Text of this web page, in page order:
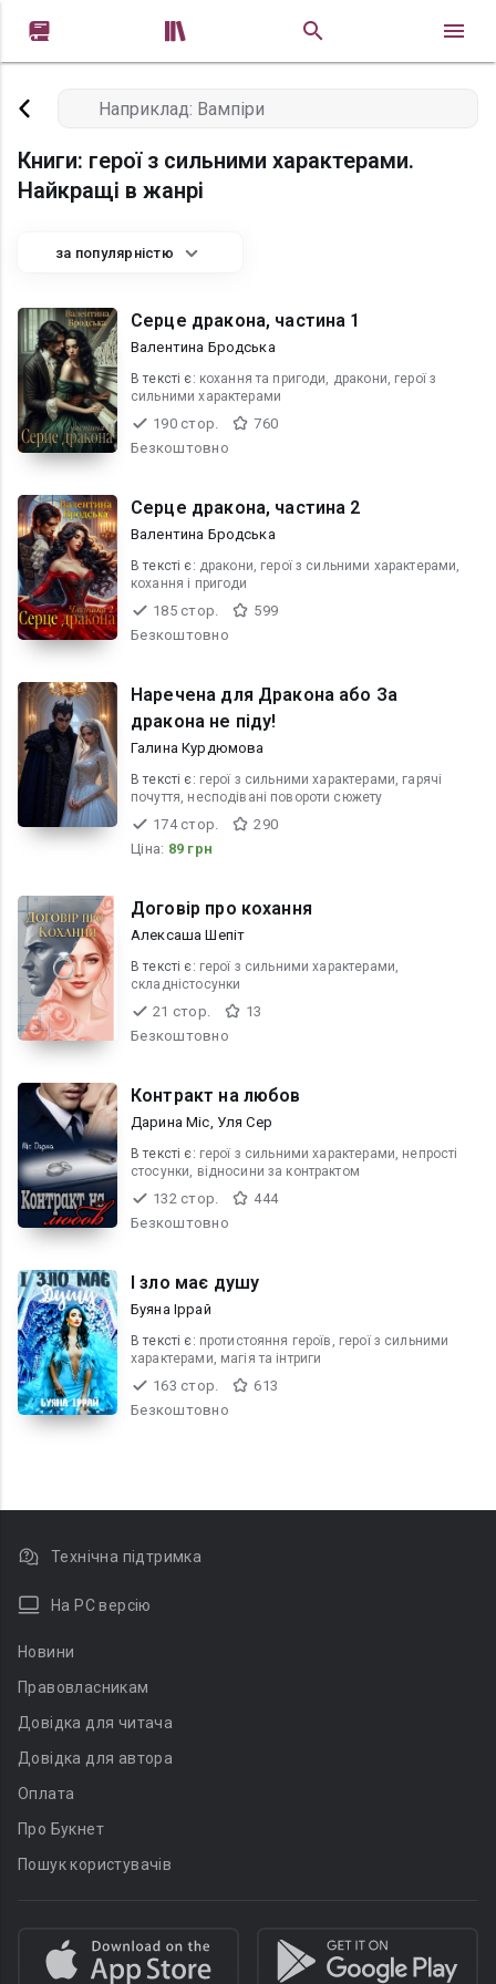
 
Книги: герої з сильними характерами.
Найкращі в жанрі
за популярністю
Серце дракона, частина 1
Валентина Бродська
В текcті є: кохання та пригоди, дракони, герої з
сильними характерами
190 стор.
760
Безкоштовно
Серце дракона, частина 2
Валентина Бродська
В текcті є: дракони, герої з сильними характерами,
кохання і пригоди
185 стор.
599
Безкоштовно
Наречена для Дракона або За
дракона не піду!
Галина Курдюмова
В текcті є: герої з сильними характерами, гарячі
почуття, несподівані повороти сюжету
174 стор.
290
Ціна: 89 грн
Договір про кохання
Алексаша Шепіт
В текcті є: герої з сильними характерами,
складністосунки
21 стор.
13
Безкоштовно
Контракт на любов
Дарина Міс, Уля Сер
В текcті є: герої з сильними характерами, непрості
стосунки, відносини за контрактом
132 стор.
444
Безкоштовно
І зло має душу
Буяна Іррай
В текcті є: протистояння героїв, герої з сильними
характерами, магія та інтриги
163 стор.
613
Безкоштовно
Технічна підтримка
На PC версію
Новини
Правовласникам
Довідка для читача
Довідка для автора
Оплата
Про Букнет
Пошук користувачів